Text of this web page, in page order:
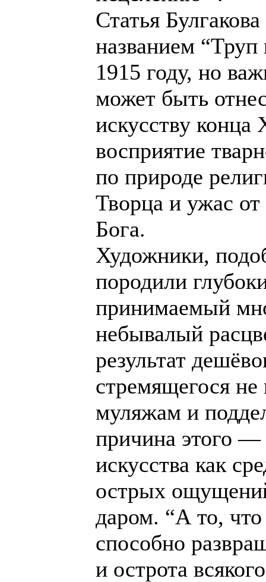
Статья
названием “Труп
1915 году, но
может быть
искусству
восприятие
по природе
Творца и ужас
Бога.
Художники,
породили
принимаемый
небывалый
результат
стремящегося
муляжам и
причина этого
искусства как
острых
даром. “А то,
способно
и острота